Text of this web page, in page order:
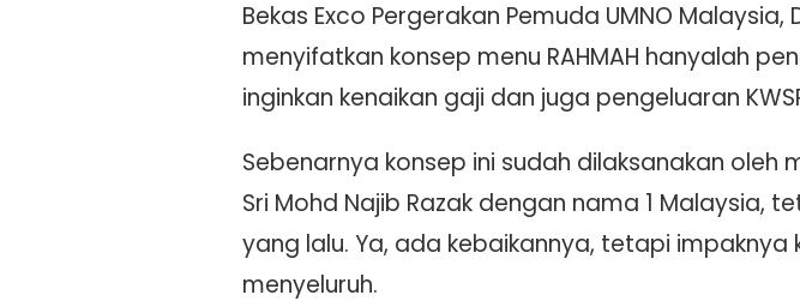
Bekas Exco Pergerakan Pemuda UMNO
menyifatkan konsep menu RAHMAH hanyalah
inginkan kenaikan gaji dan juga pengeluaran
Sebenarnya konsep ini sudah dilaksanakan oleh
Sri Mohd Najib Razak dengan nama 1 Malaysia,
yang lalu. Ya, ada kebaikannya, tetapi
menyeluruh.